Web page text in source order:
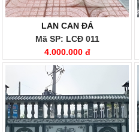
LAN CAN ĐÁ
Mã SP: LCĐ 011
4.000.000 đ